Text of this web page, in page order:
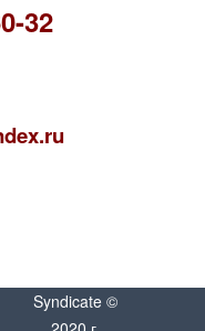
32
Syndicate ©